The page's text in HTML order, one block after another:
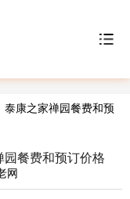
康之家禅园餐费和预
餐费和预订价格
网